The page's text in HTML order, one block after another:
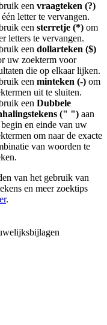
een vraagteken (?)
letter te vervangen.
een sterretje (*) om
letters te vervangen.
een dollarteken ($)
uw zoekterm voor
die op elkaar lijken.
een minteken (-) om
uit te sluiten.
een Dubbele
(" ") aan
en einde van uw
om naar de exacte
van woorden te
van het gebruik van
en meer zoektips
.